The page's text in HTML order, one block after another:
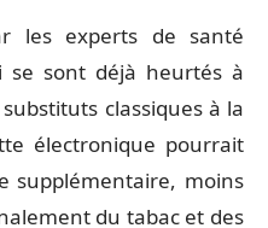
les experts de santé
sont déjà heurtés à
classiques à la
électronique pourrait
supplémentaire, moins
du tabac et des